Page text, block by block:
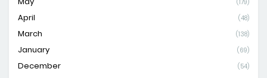
(179)
April (48)
March (138)
January (69)
December (54)